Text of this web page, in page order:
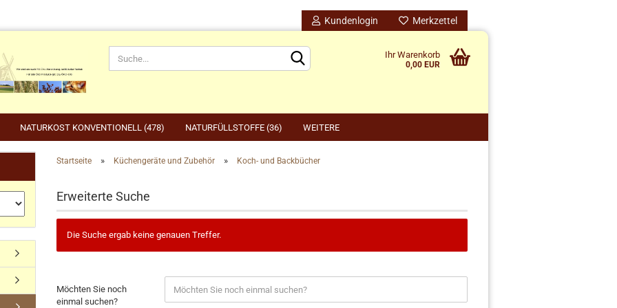
Kundenlogin
Konto erstellen
Passwort vergessen?
Merkzettel
Ihr Warenkorb
0,00 EUR
NATURKOST KONVENTIONELL (478) NATURFÜLLSTOFFE (36) WEITERE
& Winterfütterung
Compo
Gardena
Grillen, Grillbedarf, Holzkohle
Karten
Utensilos
Startseite » Küchengeräte und Zubehör » Koch- und Backbücher
Erweiterte Suche
Die Suche ergab keine genauen Treffer.
Möchten Sie noch
einmal suchen?